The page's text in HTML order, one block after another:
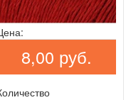
8,00 руб.